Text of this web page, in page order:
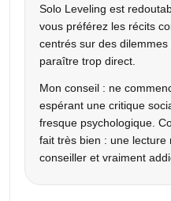
Solo Leveling est
vous préférez les récits
centrés sur des
paraître trop direct.
Mon conseil : ne
espérant une critique
fresque psychologique.
fait très bien : une lecture
conseiller et vraiment